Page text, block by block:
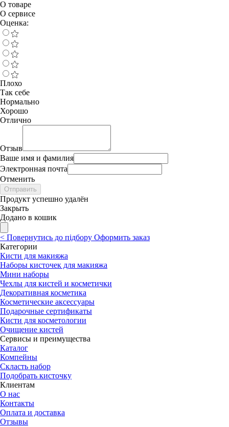
О товаре
О сервисе
Оценка:
Плохо
Так себе
Нормально
Хорошо
Отлично
Отзыв
Ваше имя и фамилия
Электронная почта
Отменить
Отправить
Продукт успешно удалён
Закрыть
Додано в кошик
< Повернутись до підбору Оформить заказ
Категории
Кисти для макияжа
Наборы кисточек для макияжа
Мини наборы
Чехлы для кистей и косметички
Декоративная косметика
Косметические аксессуары
Подарочные сертификаты
Кисти для косметологии
Очищение кистей
Сервисы и преимущества
Каталог
Компейны
Скласть набор
Подобрать кисточку
Клиентам
О нас
Контакты
Оплата и доставка
Отзывы